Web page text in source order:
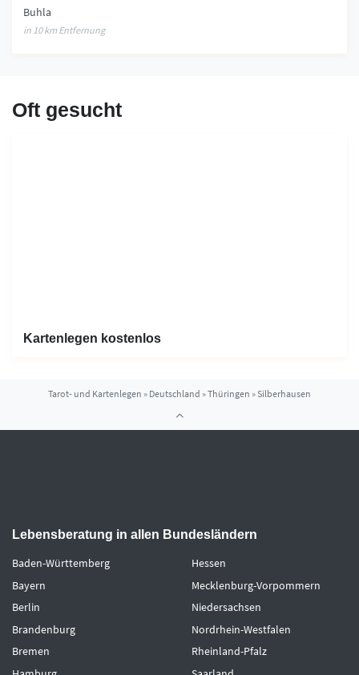
Buhla
in 10 km Entfernung
Oft gesucht
Kartenlegen kostenlos
Tarot- und Kartenlegen » Deutschland »Thüringen »Silberhausen
Lebensberatung in allen Bundesländern
Baden-Württemberg
Bayern
Berlin
Brandenburg
Bremen
Hessen
Mecklenburg-Vorpommern
Niedersachsen
Nordrhein-Westfalen
Rheinland-Pfalz